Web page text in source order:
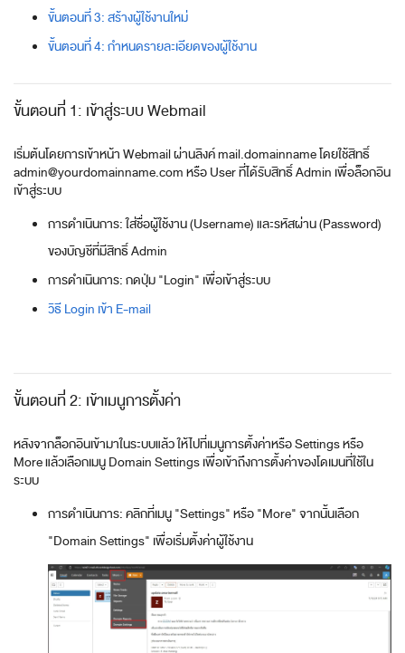
ขั้นตอนที่ 3: สร้างผู้ใช้งานใหม่
ขั้นตอนที่ 4: กำหนดรายละเอียดของผู้ใช้งาน
ขั้นตอนที่ 1: เข้าสู่ระบบ Webmail
เริ่มต้นโดยการเข้าหน้า Webmail ผ่านลิงค์mail.domainnameโดยใช้สิทธิ์
admin@yourdomainname.comหรือ User ที่ได้รับสิทธิ์ Admin เพื่อล็อกอิน
เข้าสู่ระบบ
การดำเนินการ: ใส่ชื่อผู้ใช้งาน (Username) และรหัสผ่าน (Password)
ของบัญชีที่มีสิทธิ์ Admin
การดำเนินการ: กดปุ่ม "Login" เพื่อเข้าสู่ระบบ
วิธี Login เข้า E-mail
ขั้นตอนที่ 2: เข้าเมนูการตั้งค่า
หลังจากล็อกอินเข้ามาในระบบแล้ว ให้ไปที่เมนูการตั้งค่าหรือ Settings หรือ
More แล้วเลือกเมนู Domain Settings เพื่อเข้าถึงการตั้งค่าของโดเมนที่ใช้ใน
ระบบ
การดำเนินการ: คลิกที่เมนู "Settings" หรือ "More" จากนั้นเลือก
"Domain Settings" เพื่อเริ่มตั้งค่าผู้ใช้งาน